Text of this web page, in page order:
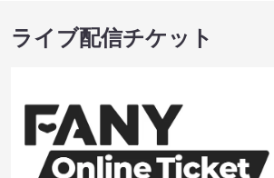
ライブ配信チケット